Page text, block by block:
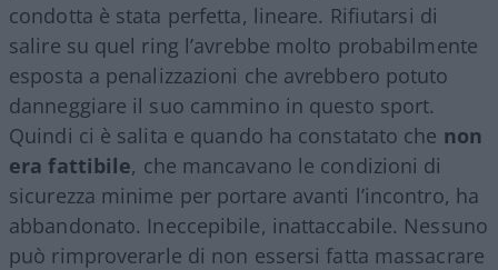
condotta è stata perfetta, lineare. Rifiutarsi di
salire su quel ring l’avrebbe molto probabilmente
esposta a penalizzazioni che avrebbero potuto
danneggiare il suo cammino in questo sport.
Quindi ci è salita e quando ha constatato che non
era fattibile, che mancavano le condizioni di
sicurezza minime per portare avanti l’incontro, ha
abbandonato. Ineccepibile, inattaccabile. Nessuno
può rimproverarle di non essersi fatta massacrare